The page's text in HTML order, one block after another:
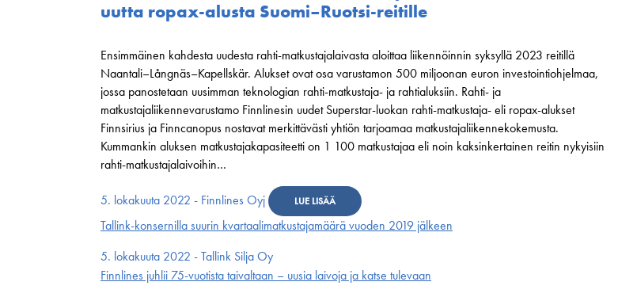
uutta ropax-alusta Suomi–Ruotsi-reitille
Ensimmäinen kahdesta uudesta rahti-matkustajalaivasta aloittaa liikennöinnin syksyllä 2023 reitillä
Naantali–Långnäs–Kapellskär. Alukset ovat osa varustamon 500 miljoonan euron investointiohjelmaa,
jossa panostetaan uusimman teknologian rahti-matkustaja- ja rahtialuksiin. Rahti- ja
matkustajaliikennevarustamo Finnlinesin uudet Superstar-luokan rahti-matkustaja- eli ropax-alukset
Finnsirius ja Finncanopus nostavat merkittävästi yhtiön tarjoamaa matkustajaliikennekokemusta.
Kummankin aluksen matkustajakapasiteetti on 1 100 matkustajaa eli noin kaksinkertainen reitin nykyisiin
rahti-matkustajalaivoihin…
5. lokakuuta 2022 - Finnlines Oyj LUE LISÄÄ
Tallink-konsernilla suurin kvartaalimatkustajamäärä vuoden 2019 jälkeen
5. lokakuuta 2022 - Tallink Silja Oy
Finnlines juhlii 75-vuotista taivaltaan – uusia laivoja ja katse tulevaan